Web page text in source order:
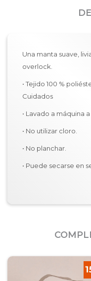
Una manta suave,
overlock.
• Tejido 100 %
Cuidados
• Lavado a máquina
• No utilizar cloro.
• No planchar.
• Puede secarse en